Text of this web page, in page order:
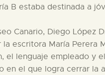
B estaba destinada a
Canario, Diego López
escritora María Perera
el lenguaje empleado y
en el que logra cerrar